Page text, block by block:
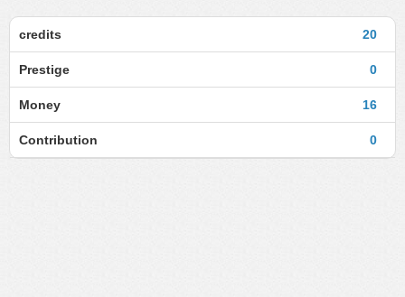
20
credits
0
Prestige
16
Money
0
Contribution